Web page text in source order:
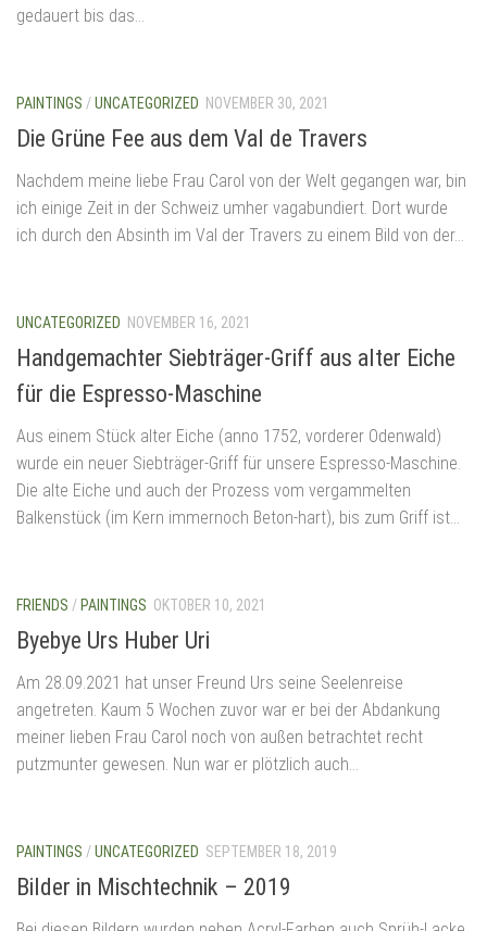
gedauert bis das...
PAINTINGS /UNCATEGORIZED NOVEMBER 30, 2021
Die Grüne Fee aus dem Val de Travers
Nachdem meine liebe Frau Carol von der Welt gegangen war, bin
ich einige Zeit in der Schweiz umher vagabundiert. Dort wurde
ich durch den Absinth im Val der Travers zu einem Bild von der...
UNCATEGORIZED NOVEMBER 16, 2021
Handgemachter Siebträger-Griff aus alter Eiche
für die Espresso-Maschine
Aus einem Stück alter Eiche (anno 1752, vorderer Odenwald)
wurde ein neuer Siebträger-Griff für unsere Espresso-Maschine.
Die alte Eiche und auch der Prozess vom vergammelten
Balkenstück (im Kern immernoch Beton-hart), bis zum Griff ist...
FRIENDS / PAINTINGS OKTOBER 10, 2021
Byebye Urs Huber Uri
Am 28.09.2021 hat unser Freund Urs seine Seelenreise
angetreten. Kaum 5 Wochen zuvor war er bei der Abdankung
meiner lieben Frau Carol noch von außen betrachtet recht
putzmunter gewesen. Nun war er plötzlich auch...
PAINTINGS /UNCATEGORIZED SEPTEMBER 18, 2019
Bilder in Mischtechnik – 2019